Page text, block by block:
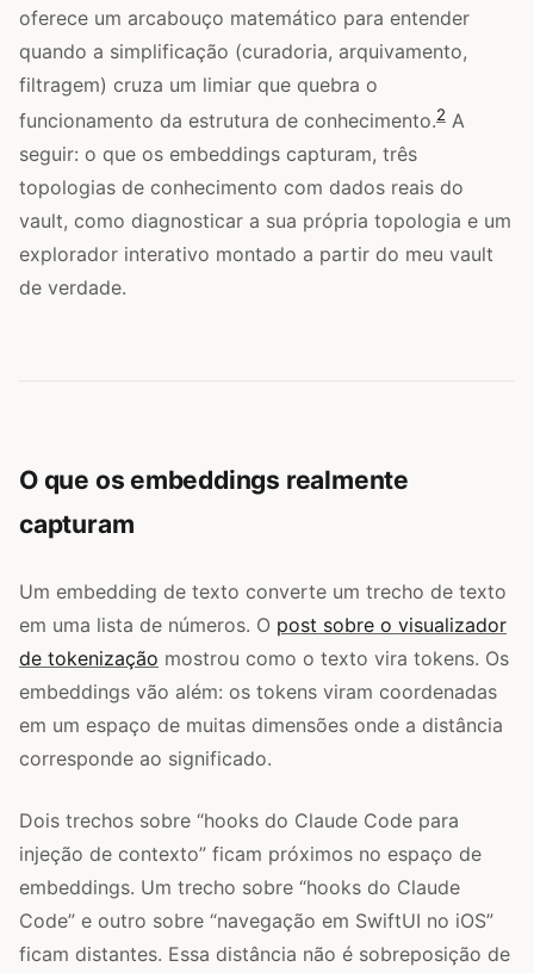
oferece um arcabouço matemático para entender
quando a simplificação (curadoria, arquivamento,
filtragem) cruza um limiar que quebra o
funcionamento da estrutura de conhecimento.2 A
seguir: o que os embeddings capturam, três
topologias de conhecimento com dados reais do
vault, como diagnosticar a sua própria topologia e um
explorador interativo montado a partir do meu vault
de verdade.
O que os embeddings realmente
capturam
Um embedding de texto converte um trecho de texto
em uma lista de números. O post sobre o visualizador
de tokenização mostrou como o texto vira tokens. Os
embeddings vão além: os tokens viram coordenadas
em um espaço de muitas dimensões onde a distância
corresponde ao significado.
Dois trechos sobre “hooks do Claude Code para
injeção de contexto” ficam próximos no espaço de
embeddings. Um trecho sobre “hooks do Claude
Code” e outro sobre “navegação em SwiftUI no iOS”
ficam distantes. Essa distância não é sobreposição de